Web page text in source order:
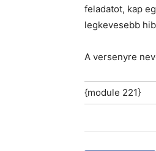
feladatot, kap
legkevesebb
A versenyre
{module 221}